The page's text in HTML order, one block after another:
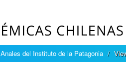
Anales del Instituto de la Patagonia